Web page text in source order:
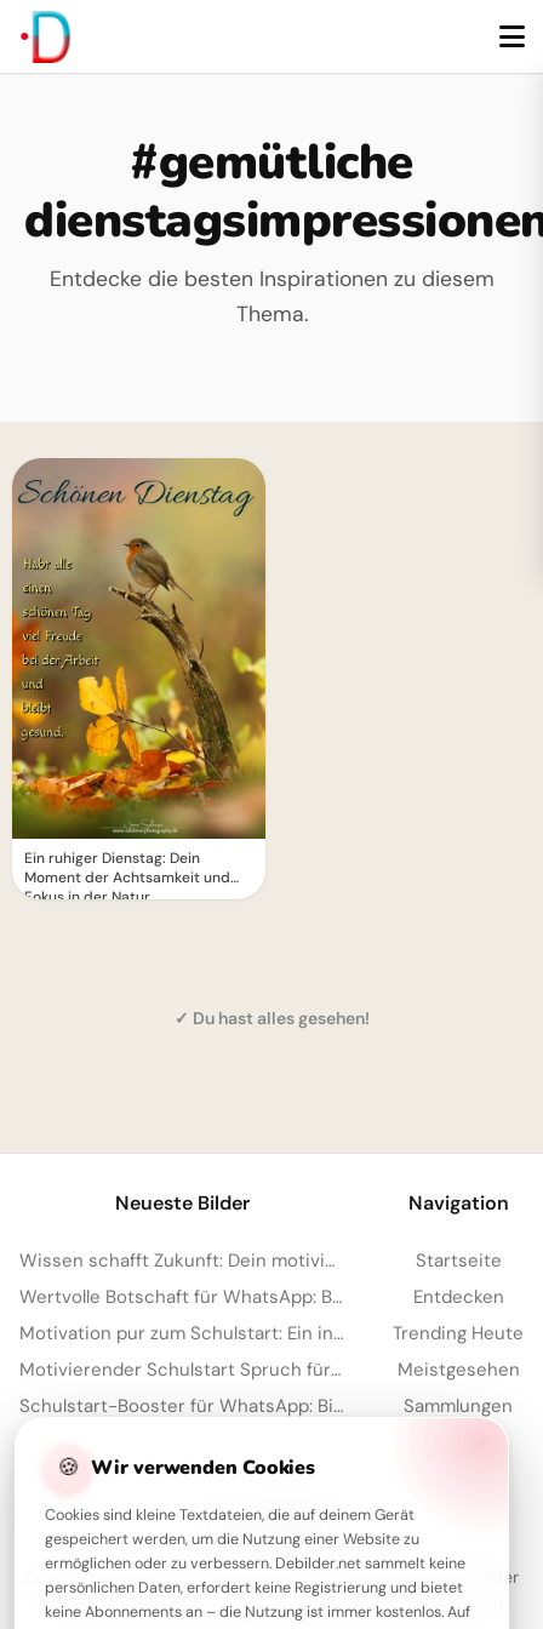
#gemütliche
Entdecke die besten Inspirationen zu diesem
Thema.
Ein ruhiger Dienstag: Dein
Moment der Achtsamkeit und
Fokus in der Natur
✓ Du hast alles gesehen!
🍪 Wir verwenden Cookies
Cookies sind kleine Textdateien, die auf deinem Gerät
gespeichert werden, um die Nutzung einer Website zu
ermöglichen oder zu verbessern. Debilder.net sammelt keine
persönlichen Daten, erfordert keine Registrierung und bietet
keine Abonnements an – die Nutzung ist immer kostenlos. Auf
Neueste Bilder
Wissen schafft Zukunft: Dein motivierender Gruß zum Schulstart via WhatsApp!
Wertvolle Botschaft für WhatsApp: Bildung reift mit der Zeit heran
Motivation pur zum Schulstart: Ein inspirierender Spruch für Facebook!
Motivierender Schulstart Spruch für WhatsApp-Nachrichten
Schulstart-Booster für WhatsApp: Bildung kennt wirklich keine Grenzen!
Navigation
Startseite
Entdecken
Trending Heute
Meistgesehen
Sammlungen
Über Debilder
Debilder ist deine Plattform für die schönsten Grüße und Bilder
zum Teilen. Entdecke unsere Sammlung und verschenke ein